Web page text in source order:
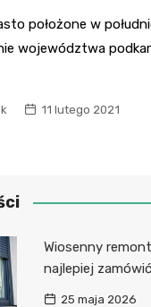
położone w
województwa
11 lutego 2021
Wiosenny
najlepiej
25 maja 2026